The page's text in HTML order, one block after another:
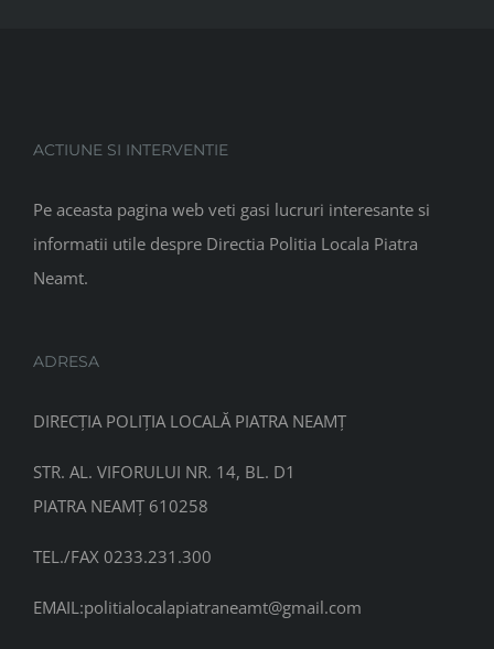
ACTIUNE SI INTERVENTIE
Pe aceasta pagina web veti gasi lucruri interesante si
informatii utile despre Directia Politia Locala Piatra
Neamt.
ADRESA
DIRECȚIA POLIȚIA LOCALĂ PIATRA NEAMȚ
STR. AL. VIFORULUI NR. 14, BL. D1
PIATRA NEAMȚ 610258
TEL./FAX 0233.231.300
EMAIL:politialocalapiatraneamt@gmail.com